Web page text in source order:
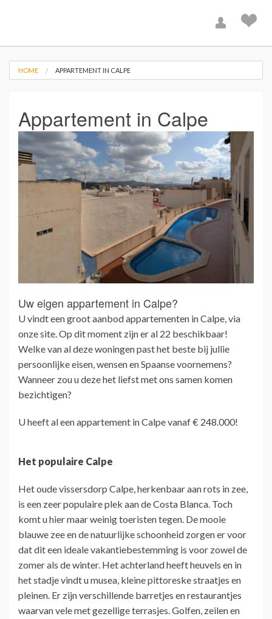
HOME APPARTEMENT IN CALPE
Appartement in Calpe
Uw eigen appartement in Calpe?
U vindt een groot aanbod appartementen in Calpe, via
onze site. Op dit moment zijn er al 22 beschikbaar!
Welke van al deze woningen past het beste bij jullie
persoonlijke eisen, wensen en Spaanse voornemens?
Wanneer zou u deze het liefst met ons samen komen
bezichtigen?
U heeft al een appartement in Calpe vanaf € 248.000!
Het populaire Calpe
Het oude vissersdorp Calpe, herkenbaar aan rots in zee,
is een zeer populaire plek aan de Costa Blanca. Toch
komt u hier maar weinig toeristen tegen. De mooie
blauwe zee en de natuurlijke schoonheid zorgen er voor
dat dit een ideale vakantiebestemming is voor zowel de
zomer als de winter. Het achterland heeft heuvels en in
het stadje vindt u musea, kleine pittoreske straatjes en
pleinen. Er zijn verschillende barretjes en restaurantjes
waarvan vele met gezellige terrasjes. Golfen, zeilen en